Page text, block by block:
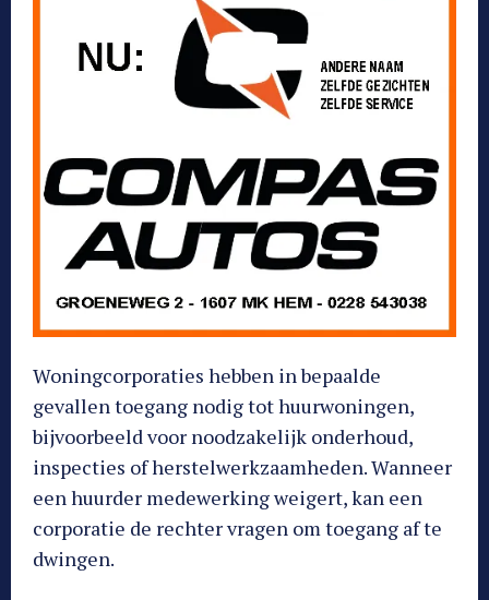
Woningcorporaties hebben in bepaalde
gevallen toegang nodig tot huurwoningen,
bijvoorbeeld voor noodzakelijk onderhoud,
inspecties of herstelwerkzaamheden. Wanneer
een huurder medewerking weigert, kan een
corporatie de rechter vragen om toegang af te
dwingen.